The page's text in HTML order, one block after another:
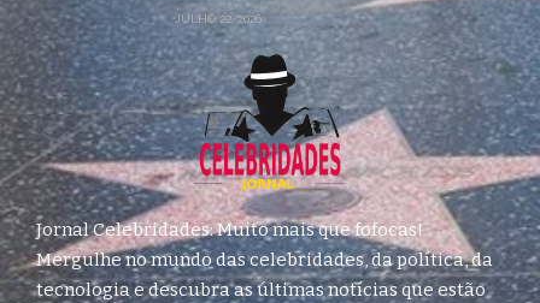
JULHO 22, 2026
Jornal Celebridades: Muito mais que fofocas!
Mergulhe no mundo das celebridades, da política, da
tecnologia e descubra as últimas notícias que estão